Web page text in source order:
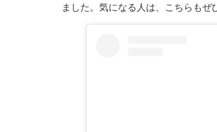
ました。気になる人は、こちらもぜ